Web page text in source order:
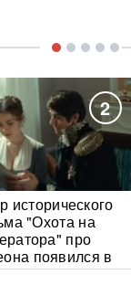
2
исторического
"Охота на
про
появился в
Сети